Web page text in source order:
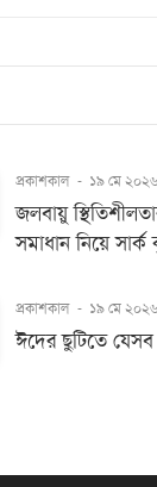
প্রকাশকাল - ১৯ মে ২০২৬
জলবায়ু
সমাধান নিয়ে সার্ক
প্রকাশকাল - ১৯ মে ২০২৬
ঈদের ছুটিতে